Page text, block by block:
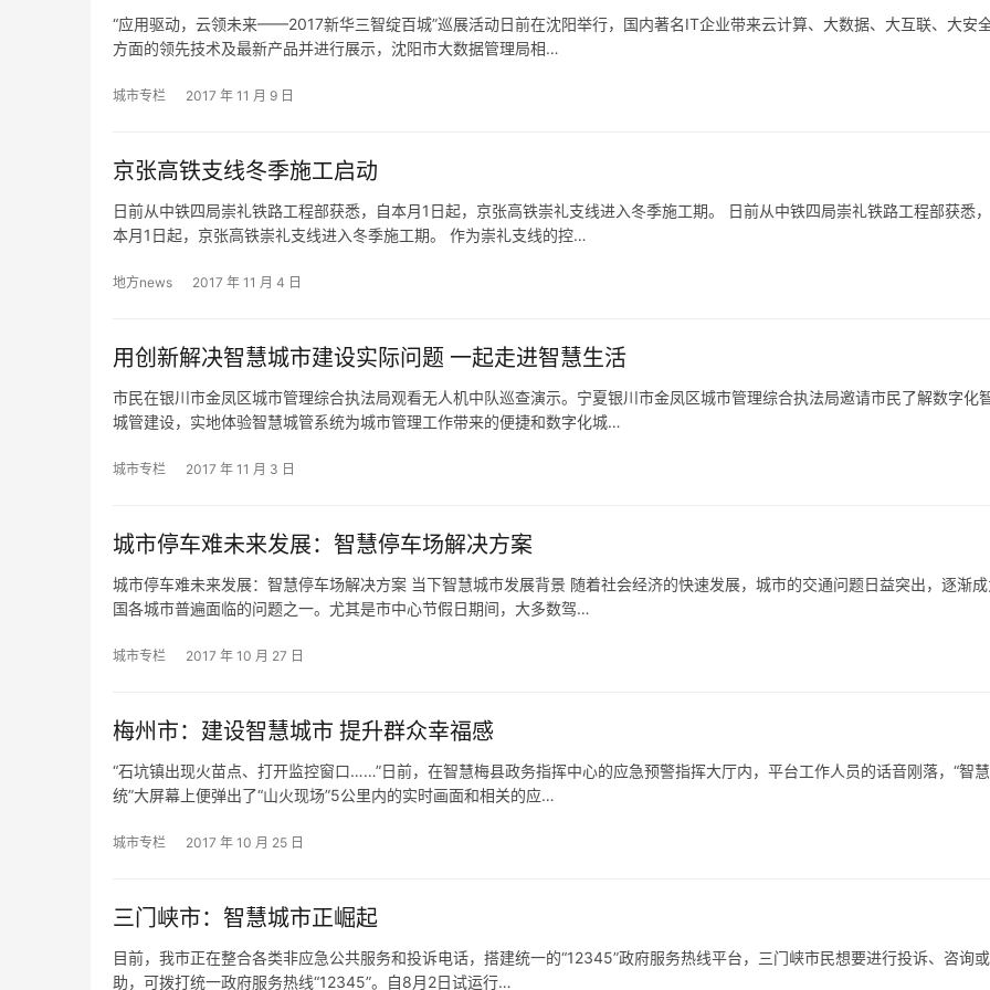
“应用驱动，云领未来——2017新华三智绽百城”巡展活动日前在沈阳举行，国内著名IT企业带来云计算、大数据、大互联、大安
方面的领先技术及最新产品并进行展示，沈阳市大数据管理局相…
城市专栏 2017 年 11 月 9 日
京张高铁支线冬季施工启动
日前从中铁四局崇礼铁路工程部获悉，自本月1日起，京张高铁崇礼支线进入冬季施工期。 日前从中铁四局崇礼铁路工程部获悉
本月1日起，京张高铁崇礼支线进入冬季施工期。 作为崇礼支线的控…
地方news 2017 年 11 月 4 日
用创新解决智慧城市建设实际问题 一起走进智慧生活
市民在银川市金凤区城市管理综合执法局观看无人机中队巡查演示。宁夏银川市金凤区城市管理综合执法局邀请市民了解数字化
城管建设，实地体验智慧城管系统为城市管理工作带来的便捷和数字化城…
城市专栏 2017 年 11 月 3 日
城市停车难未来发展：智慧停车场解决方案
城市停车难未来发展：智慧停车场解决方案 当下智慧城市发展背景 随着社会经济的快速发展，城市的交通问题日益突出，逐渐
国各城市普遍面临的问题之一。尤其是市中心节假日期间，大多数驾…
城市专栏 2017 年 10 月 27 日
梅州市：建设智慧城市 提升群众幸福感
“石坑镇出现火苗点、打开监控窗口……”日前，在智慧梅县政务指挥中心的应急预警指挥大厅内，平台工作人员的话音刚落，“智
统”大屏幕上便弹出了“山火现场”5公里内的实时画面和相关的应…
城市专栏 2017 年 10 月 25 日
三门峡市：智慧城市正崛起
目前，我市正在整合各类非应急公共服务和投诉电话，搭建统一的“12345”政府服务热线平台，三门峡市民想要进行投诉、咨询
助，可拨打统一政府服务热线“12345”。自8月2日试运行…